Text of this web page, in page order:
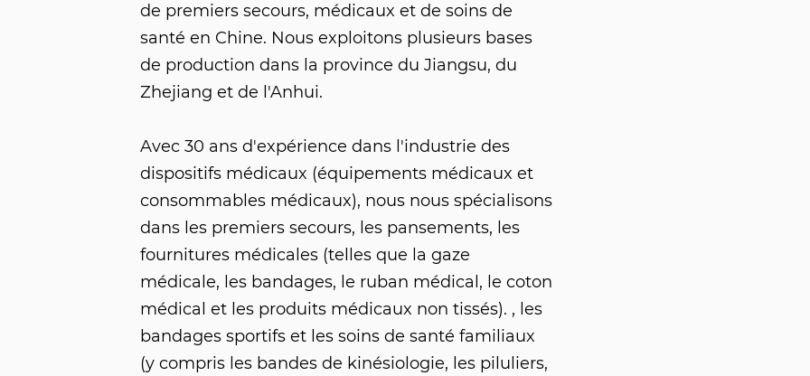
de premiers secours, médicaux et de soins de
santé en Chine. Nous exploitons plusieurs bases
de production dans la province du Jiangsu, du
Zhejiang et de l'Anhui.
Avec 30 ans d'expérience dans l'industrie des
dispositifs médicaux (équipements médicaux et
consommables médicaux), nous nous spécialisons
dans les premiers secours, les pansements, les
fournitures médicales (telles que la gaze
médicale, les bandages, le ruban médical, le coton
médical et les produits médicaux non tissés). , les
bandages sportifs et les soins de santé familiaux
(y compris les bandes de kinésiologie, les piluliers,